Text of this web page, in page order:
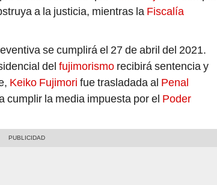
a la justicia, mientras la Fiscalía
se cumplirá el 27 de abril del 2021.
del fujimorismo recibirá sentencia y
Keiko Fujimori fue trasladada al Penal
cumplir la media impuesta por el Poder